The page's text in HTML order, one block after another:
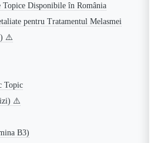
Topice Disponibile în România
pentru Tratamentul Melasmei
⚠️
Topic
⚠️
B3)